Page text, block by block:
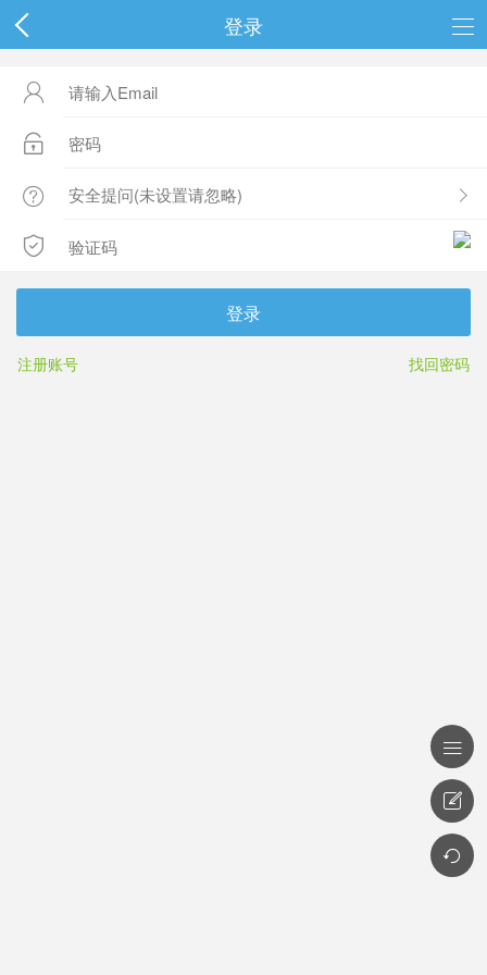
登录




登录
注册账号 找回密码


